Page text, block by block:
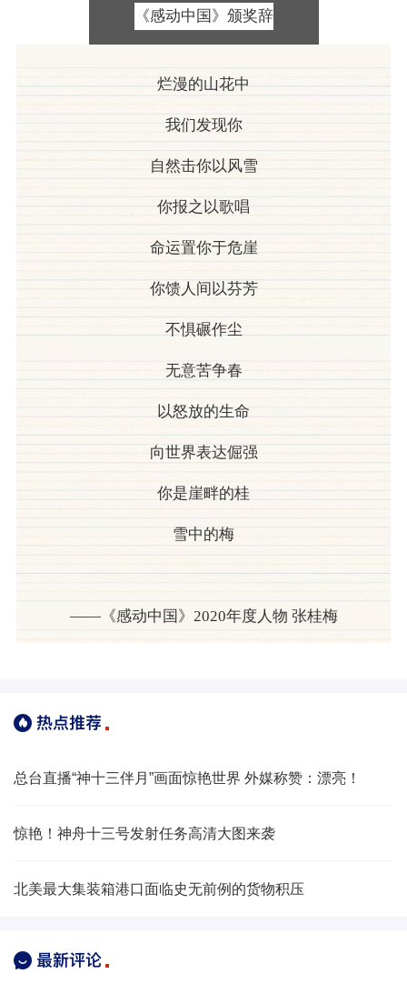
《感动中国》颁奖辞
烂漫的山花中
我们发现你
自然击你以风雪
你报之以歌唱
命运置你于危崖
你馈人间以芬芳
不惧碾作尘
无意苦争春
以怒放的生命
向世界表达倔强
你是崖畔的桂
雪中的梅
——《感动中国》2020年度人物 张桂梅
总台直播“神十三伴月”画面惊艳世界 外媒称赞：漂亮！
惊艳！神舟十三号发射任务高清大图来袭
北美最大集装箱港口面临史无前例的货物积压